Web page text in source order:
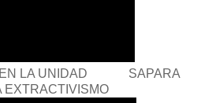
EN LA UNIDAD SAPARA
EXTRACTIVISMO